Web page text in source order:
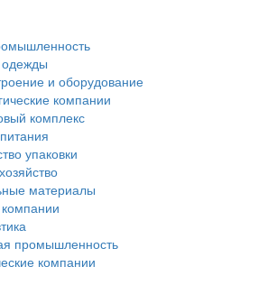
и оборудование
компании
комплекс
упаковки
материалы
промышленность
компании